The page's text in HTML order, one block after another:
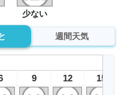
少ない
週間天気
9 12 15